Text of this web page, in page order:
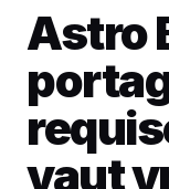
Astro
vaut